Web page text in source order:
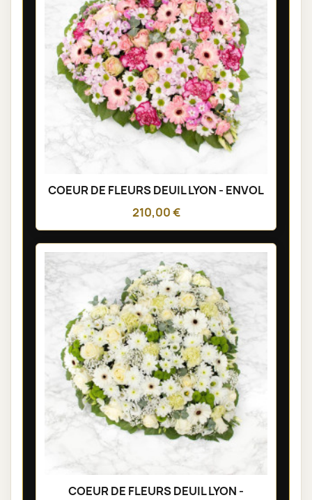
COEUR DE FLEURS DEUIL LYON - ENVOL
210,00 €
COEUR DE FLEURS DEUIL LYON -